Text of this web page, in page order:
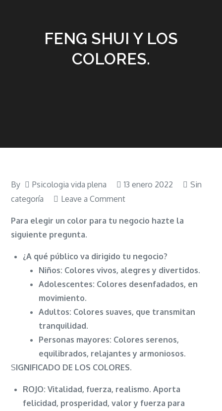
FENG SHUI Y LOS
COLORES.
By Psicologia vida plena 13 enero 2022
Sin
categoría
Leave a Commenton
SHUI
LOS
COLORES.
Para elegir un color para tu negocio hazte la
siguiente pregunta.
¿A qué público va dirigido tu negocio?
Niños: Colores vivos, alegres y divertidos.
Adolescentes: Colores desenfadados, en
movimiento.
Adultos: Colores suaves, que transmitan
tranquilidad.
Personas mayores: Colores serenos,
equilibrados, relajantes y armoniosos.
SIGNIFICADO DE LOS COLORES.
ROJO:Vitalidad, fuerza, realismo. Aporta
felicidad, prosperidad, valor y fuerza para